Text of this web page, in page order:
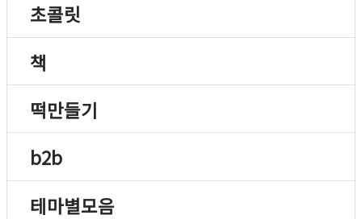
초콜릿
책
떡만들기
b2b
테마별모음